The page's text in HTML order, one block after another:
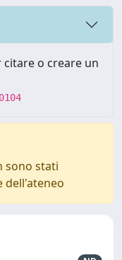
o creare un
sono stati
dell'ateneo